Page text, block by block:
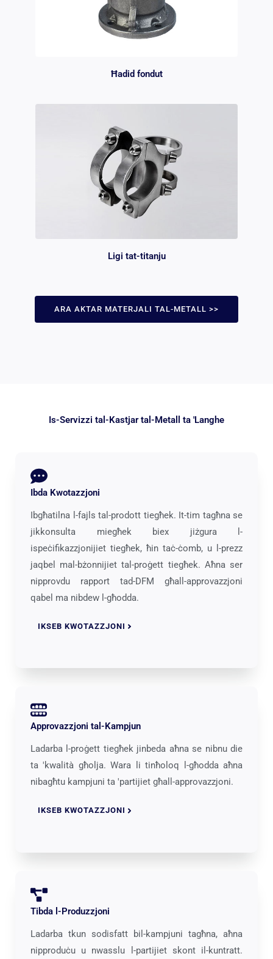
Ħadid fondut
Ligi tat-titanju
ARA AKTAR MATERJALI TAL-METALL >>
Is-Servizzi tal-Kastjar tal-Metall ta 'Langhe
Ibda Kwotazzjoni
Ibgħatilna l-fajls tal-prodott tiegħek. It-tim tagħna se
jikkonsulta miegħek biex jiżgura l-
ispeċifikazzjonijiet tiegħek, ħin taċ-ċomb, u l-prezz
jaqbel mal-bżonnijiet tal-proġett tiegħek. Aħna ser
nipprovdu rapport tad-DFM għall-approvazzjoni
qabel ma nibdew l-għodda.
IKSEB KWOTAZZJONI
Approvazzjoni tal-Kampjun
Ladarba l-proġett tiegħek jinbeda aħna se nibnu die
ta 'kwalità għolja. Wara li tinħoloq l-għodda aħna
nibagħtu kampjuni ta 'partijiet għall-approvazzjoni.
IKSEB KWOTAZZJONI
Tibda l-Produzzjoni
Ladarba tkun sodisfatt bil-kampjuni tagħna, aħna
nipproduċu u nwasslu l-partijiet skont il-kuntratt.